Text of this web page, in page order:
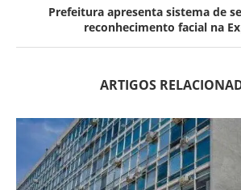
Prefeitura apresenta sistema de
reconhecimento facial na
ARTIGOS